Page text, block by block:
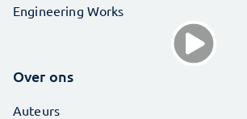
Engineering Works
Over ons
Auteurs